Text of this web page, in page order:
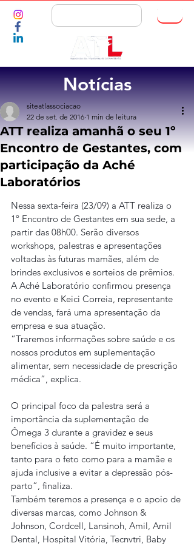
Notícias
ATT realiza amanhã o seu 1º
Encontro de Gestantes, com
participação da Aché
Laboratórios
siteatlassociacao
22 de set. de 2016 1 min de leitura
Nessa sexta-feira (23/09) a ATT realiza o
1º Encontro de Gestantes em sua sede, a
partir das 08h00. Serão diversos
workshops, palestras e apresentações
voltadas às futuras mamães, além de
brindes exclusivos e sorteios de prêmios.
A Aché Laboratório confirmou presença
no evento e Keici Correia, representante
de vendas, fará uma apresentação da
empresa e sua atuação.
“Traremos informações sobre saúde e os
nossos produtos em suplementação
alimentar, sem necessidade de prescrição
médica”, explica.
O principal foco da palestra será a
importância da suplementação de
Ômega 3 durante a gravidez e seus
benefícios à saúde. “É muito importante,
tanto para o feto como para a mamãe e
ajuda inclusive a evitar a depressão pós-
parto”, finaliza.
Também teremos a presença e o apoio de
diversas marcas, como Johnson &
Johnson, Cordcell, Lansinoh, Amil, Amil
Dental, Hospital Vitória, Tecnvtri, Baby